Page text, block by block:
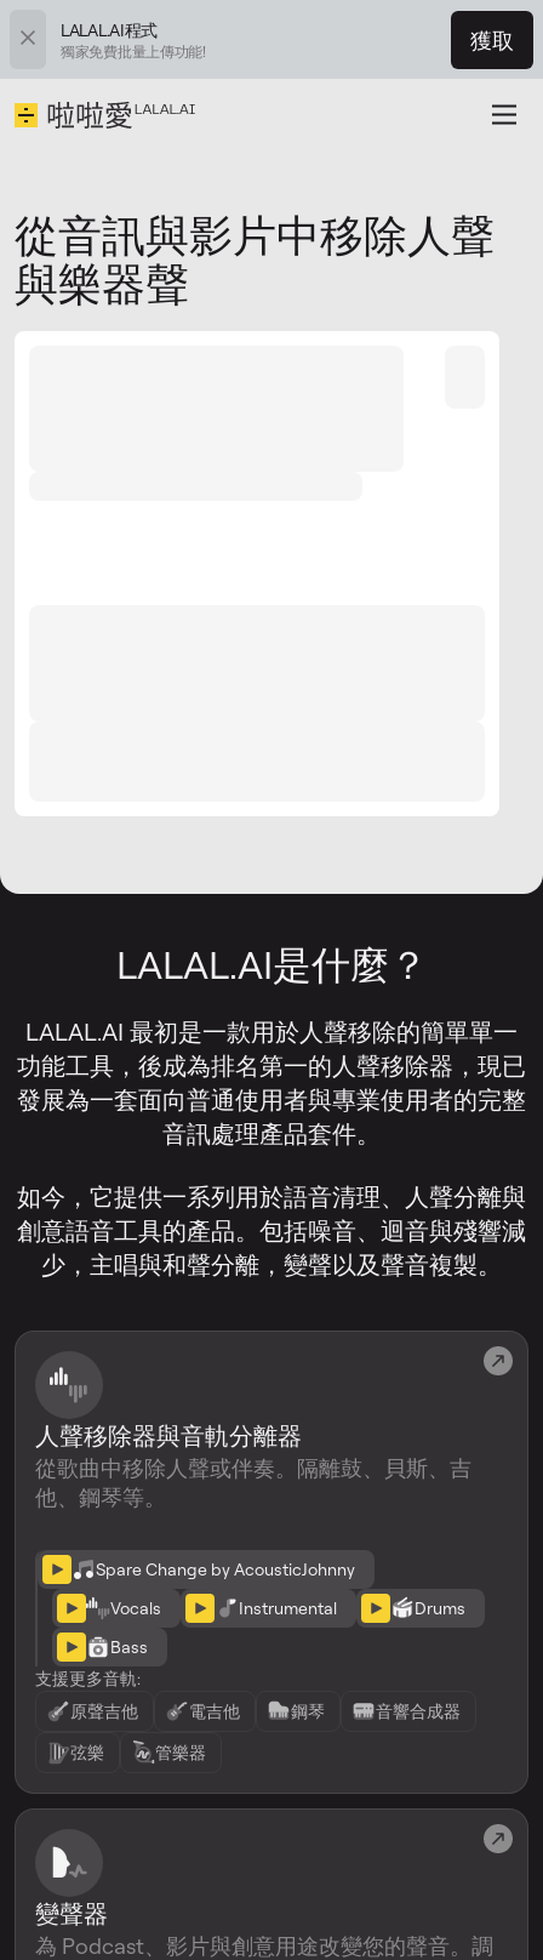
LALAL.AI程式
獨家免費批量上傳功能! 獲取
從音訊與影片中移除人聲
與樂器聲
LALAL.AI是什麼？
LALAL.AI 最初是一款用於人聲移除的簡單單一
功能工具，後成為排名第一的人聲移除器，現已
發展為一套面向普通使用者與專業使用者的完整
音訊處理產品套件。
如今，它提供一系列用於語音清理、人聲分離與
創意語音工具的產品。包括噪音、迴音與殘響減
少，主唱與和聲分離，變聲以及聲音複製。
人聲移除器與音軌分離器
從歌曲中移除人聲或伴奏。隔離鼓、貝斯、吉
他、鋼琴等。
Spare Change by AcousticJohnny
Vocals
Instrumental
Drums
Bass
支援更多音軌:
原聲吉他
電吉他 鋼琴
音響合成器
弦樂
管樂器
變聲器
為 Podcast、影片與創意用途改變您的聲音。調